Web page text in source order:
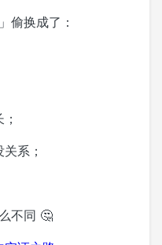
偷换成了：
系；
不同 🤔